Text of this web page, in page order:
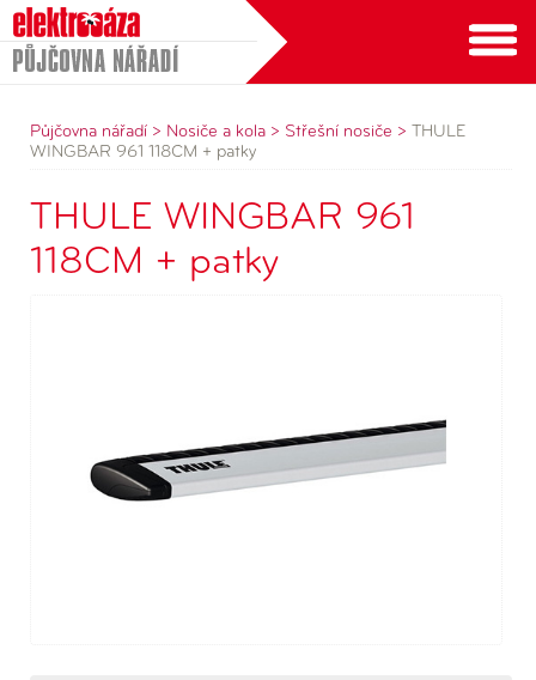
Půjčovna nářadí
Půjčovna nářadí > Nosiče a kola > Střešní nosiče > THULE
WINGBAR 961 118CM + patky
THULE WINGBAR 961
118CM + patky